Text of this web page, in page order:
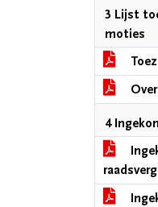
3 Lijst
moties
4